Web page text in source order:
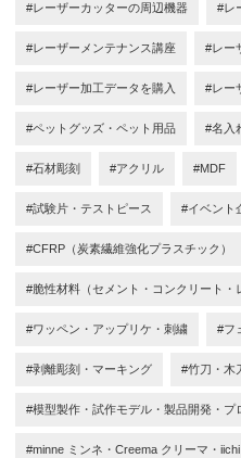
#レーザーカッターの周辺機器 #レ
#レーザーメンテナンス講座 #レー
#レーザー加工データを購入 #レー
#ペットグッズ・ペット用品 #名入
#石材彫刻 #アクリル #MDF
#試験片・テストピース #イベント
#CFRP（炭素繊維強化プラスチック）
#脆性材料（セメント・コンクリート・
#ワッペン・アップリケ・刺繍 #フ
#剥離彫刻・マーキング #竹刀・木
#模型製作・試作モデル・製品開発・プ
#minne ミンネ・Creema クリーマ・